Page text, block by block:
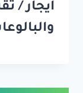
ايجار /